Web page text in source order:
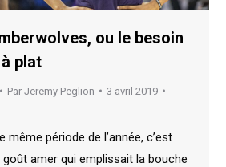
ou le besoin
plat
Par Jeremy Peglion
3 avril 2019
même période de l’année, c’est
amer qui emplissait la bouche